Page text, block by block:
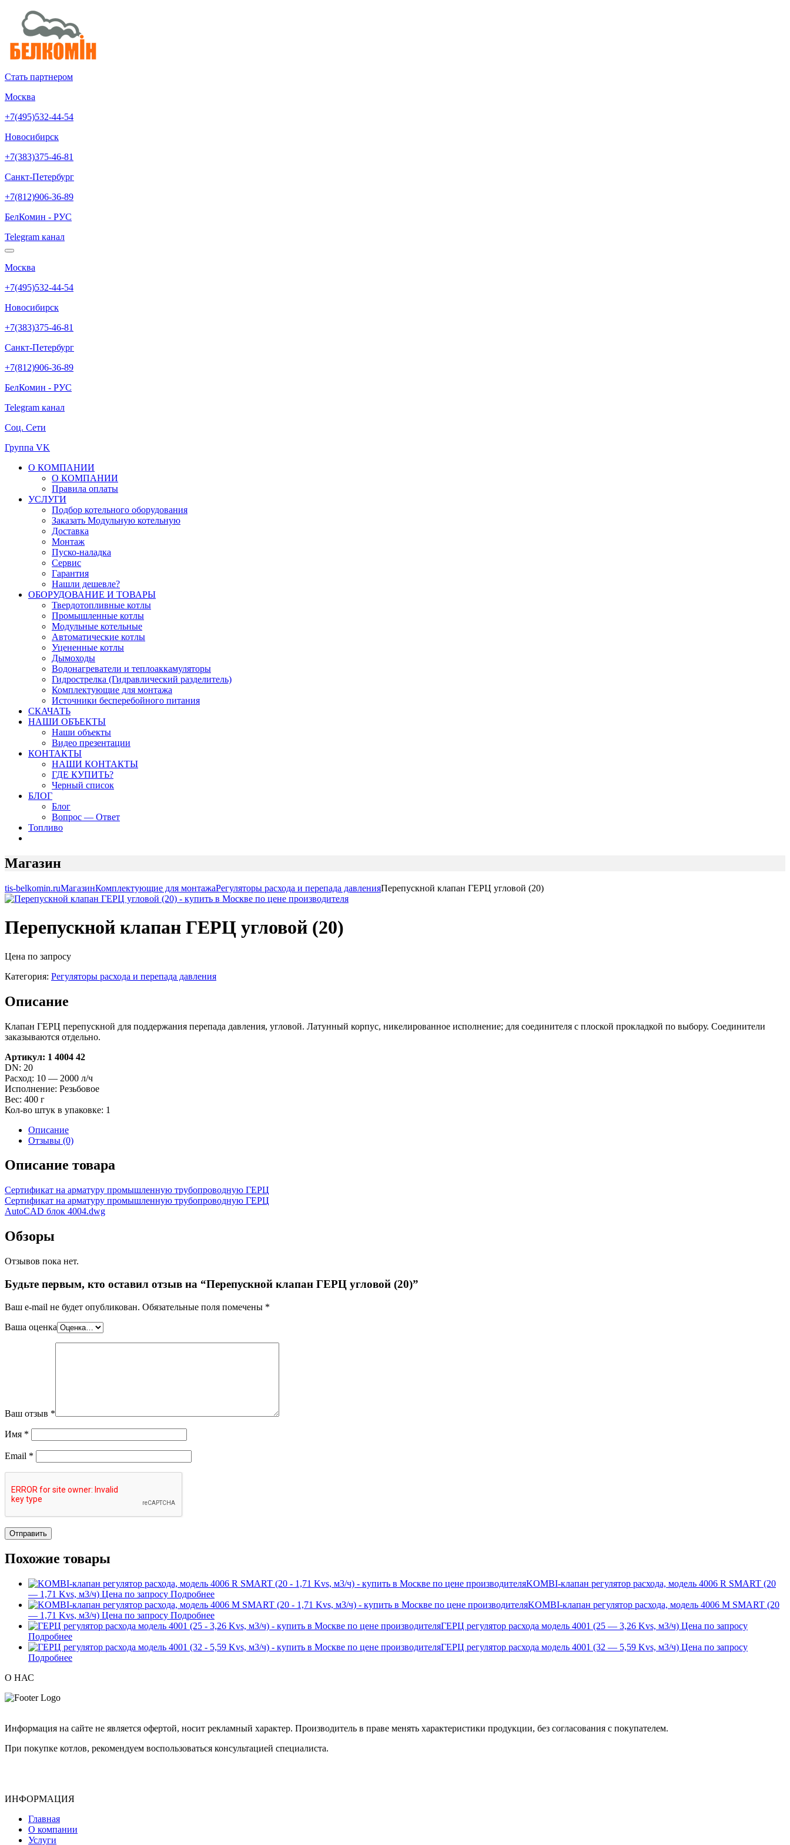
Стать партнером
Москва
+7(495)532-44-54
Новосибирск
+7(383)375-46-81
Санкт-Петербург
+7(812)906-36-89
БелКомин - РУС
Telegram канал
Москва
+7(495)532-44-54
Новосибирск
+7(383)375-46-81
Санкт-Петербург
+7(812)906-36-89
БелКомин - РУС
Telegram канал
Соц. Сети
Группа VK
О КОМПАНИИ
О КОМПАНИИ
Правила оплаты
УСЛУГИ
Подбор котельного оборудования
Заказать Модульную котельную
Доставка
Монтаж
Пуско-наладка
Сервис
Гарантия
Нашли дешевле?
ОБОРУДОВАНИЕ И ТОВАРЫ
Твердотопливные котлы
Промышленные котлы
Модульные котельные
Автоматические котлы
Уцененные котлы
Дымоходы
Водонагреватели и теплоаккамуляторы
Гидрострелка (Гидравлический разделитель)
Комплектующие для монтажа
Источники бесперебойного питания
СКАЧАТЬ
НАШИ ОБЪЕКТЫ
Наши объекты
Видео презентации
КОНТАКТЫ
НАШИ КОНТАКТЫ
ГДЕ КУПИТЬ?
Черный список
БЛОГ
Блог
Вопрос — Ответ
Топливо
Магазин
tis-belkomin.ruМагазинКомплектующие для монтажаРегуляторы расхода и перепада давленияПерепускной клапан ГЕРЦ угловой (20)
Перепускной клапан ГЕРЦ угловой (20)
Цена по запросу
Категория: Регуляторы расхода и перепада давления
Описание
Клапан ГЕРЦ перепускной для поддержания перепада давления, угловой. Латунный корпус, никелированное исполнение; для соединителя с плоской прокладкой по выбору. Соединители
заказываются отдельно.
Артикул: 1 4004 42
DN: 20
Расход: 10 — 2000 л/ч
Исполнение: Резьбовое
Вес: 400 г
Кол-во штук в упаковке: 1
Описание
Отзывы (0)
Описание товара
Сертификат на арматуру промышленную трубопроводную ГЕРЦ
Сертификат на арматуру промышленную трубопроводную ГЕРЦ
AutoCAD блок 4004.dwg
Обзоры
Отзывов пока нет.
Будьте первым, кто оставил отзыв на “Перепускной клапан ГЕРЦ угловой (20)”
Ваш e-mail не будет опубликован. Обязательные поля помечены *
Ваша оценка
Ваш отзыв *
Имя *
Email *
Похожие товары
KOMBI-клапан регулятор расхода, модель 4006 R SMART (20
— 1,71 Kvs, м3/ч) Цена по запросу Подробнее
KOMBI-клапан регулятор расхода, модель 4006 M SMART (20
— 1,71 Kvs, м3/ч) Цена по запросу Подробнее
ГЕРЦ регулятор расхода модель 4001 (25 — 3,26 Kvs, м3/ч) Цена по запросу
Подробнее
ГЕРЦ регулятор расхода модель 4001 (32 — 5,59 Kvs, м3/ч) Цена по запросу
Подробнее
О НАС
Информация на сайте не является офертой, носит рекламный характер. Производитель в праве менять характеристики продукции, без согласования с покупателем.
При покупке котлов, рекомендуем воспользоваться консультацией специалиста.
ИНФОРМАЦИЯ
Главная
О компании
Услуги